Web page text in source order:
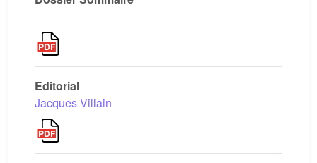
Editorial
Jacques Villain